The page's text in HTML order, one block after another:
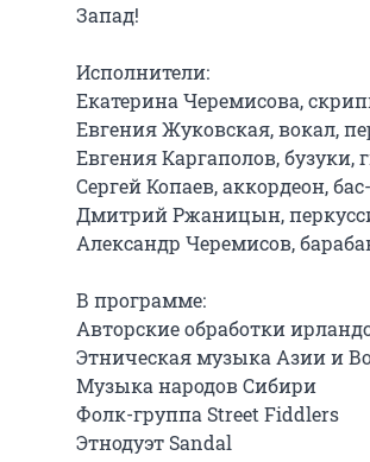
Запад!
Исполнители:
Екатерина Черемисова,
Евгения Жуковская, вокал,
Евгения Каргаполов, бузуки,
Сергей Копаев, аккордеон,
Дмитрий Ржаницын,
Александр Черемисов,
В программе:
Авторские обработки
Этническая музыка Азии и
Музыка народов Сибири
Фолк-группа Street Fiddlers
Этнодуэт Sandal